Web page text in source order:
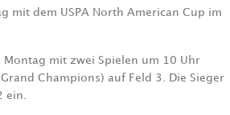
mit dem USPA North American Cup im
Montag mit zwei Spielen um 10 Uhr
Champions) auf Feld 3. Die Sieger
ein.